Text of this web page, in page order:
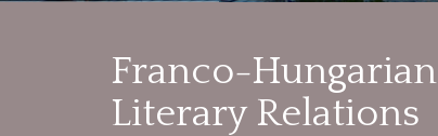
Franco-Hungarian
Literary Relations